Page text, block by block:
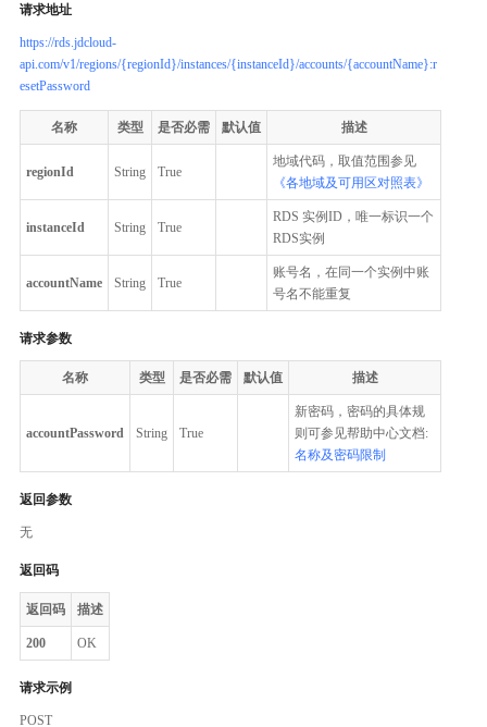
请求地址
https://rds.jdcloud-
api.com/v1/regions/{regionId}/instances/{instanceId}/accounts/{accountName}:r
esetPassword
名称 类型 是否必需 默认值 描述
regionId String True
地域代码，取值范围参见
《各地域及可用区对照表》
instanceId String True
RDS 实例ID，唯一标识一个
RDS实例
accountName String True
账号名，在同一个实例中账
号名不能重复
请求参数
名称 类型 是否必需 默认值 描述
accountPassword String True
新密码，密码的具体规
则可参见帮助中心文档:
名称及密码限制
返回参数
无
返回码
返回码 描述
200 OK
请求示例
POST